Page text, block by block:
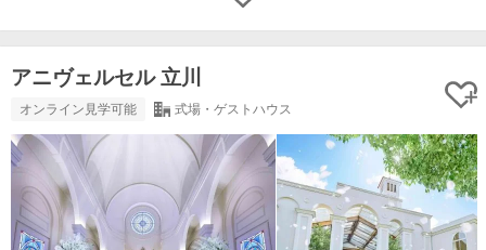
アニヴェルセル 立川
オンライン見学可能 式場・ゲストハウス